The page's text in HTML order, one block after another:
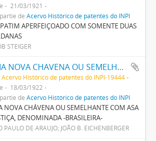
21/03/1921
de Acervo Histórico de patentes do INPI
APERFEIÇOADO COM SOMENTE DUAS
STEIGER
UMA NOVA CHAVENA OU SEMELHANTE COM AZA POSTIÇA, DENOMINADA -BRASILEIRA-
Acervo Histórico de patentes do INPI-19444
18/03/1922
de Acervo Histórico de patentes do INPI
NOVA CHÁVENA OU SEMELHANTE COM ASA
DENOMINADA -BRASILEIRA-
PAULO DE ARAUJO; JOÃO B. EICHENBERGER